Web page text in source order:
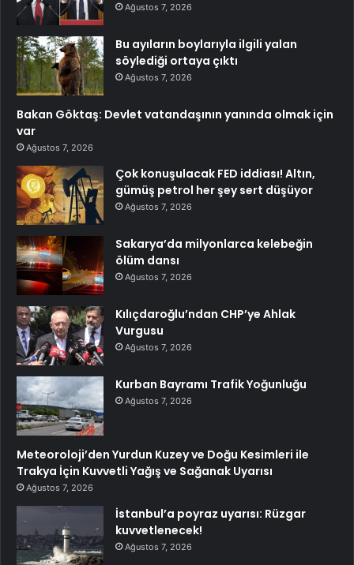
Ağustos 7, 2026
Bu ayıların boylarıyla ilgili yalan
söylediği ortaya çıktı
Ağustos 7, 2026
Bakan Göktaş: Devlet vatandaşının yanında olmak için
var
Ağustos 7, 2026
Çok konuşulacak FED iddiası! Altın,
gümüş petrol her şey sert düşüyor
Ağustos 7, 2026
Sakarya’da milyonlarca kelebeğin
ölüm dansı
Ağustos 7, 2026
Kılıçdaroğlu’ndan CHP’ye Ahlak
Vurgusu
Ağustos 7, 2026
Kurban Bayramı Trafik Yoğunluğu
Ağustos 7, 2026
Meteoroloji’den Yurdun Kuzey ve Doğu Kesimleri ile
Trakya İçin Kuvvetli Yağış ve Sağanak Uyarısı
Ağustos 7, 2026
İstanbul’a poyraz uyarısı: Rüzgar
kuvvetlenecek!
Ağustos 7, 2026